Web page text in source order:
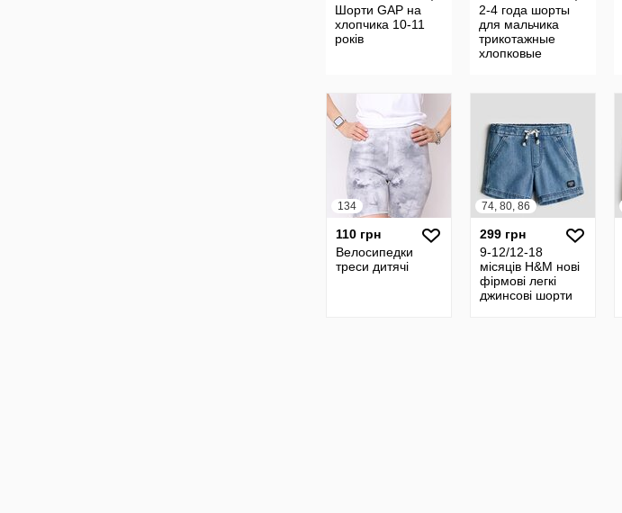
Шорти GAP на
хлопчика 10-11
років
2-4 года шорты
для мальчика
трикотажные
хлопковые
удлиненные
134
110 грн
Велосипедки
треси дитячі
74, 80, 86
299 грн
9-12/12-18
місяців H&M нові
фірмові легкі
джинсові шорти